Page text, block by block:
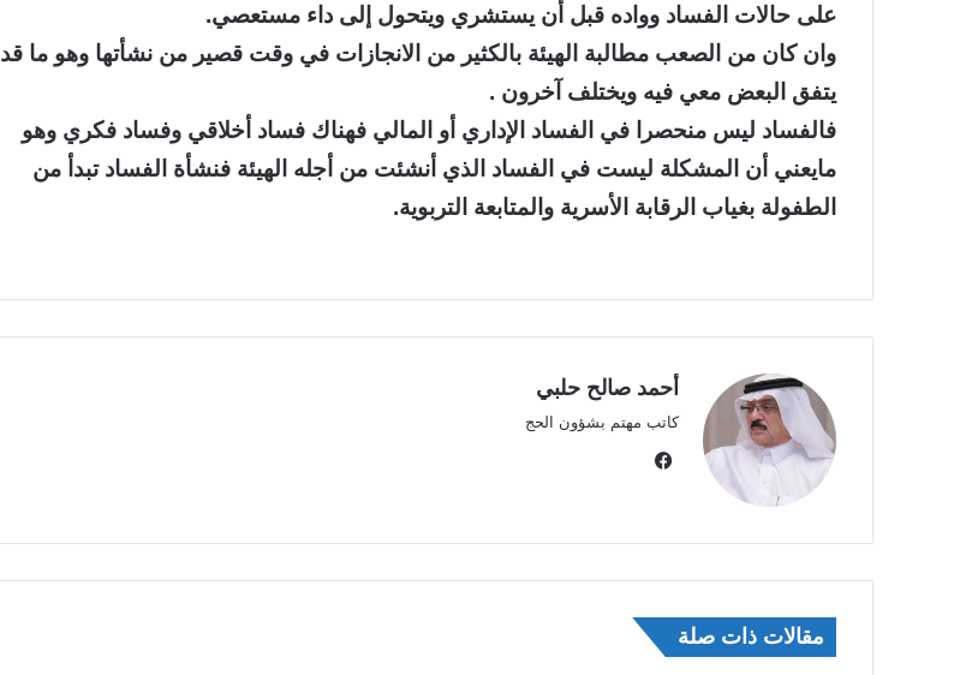
على حالات الفساد وواده قبل أن يستشري ويتحول إلى داء مستعصي.
وان كان من الصعب مطالبة الهيئة بالكثير من الانجازات في وقت قصير من نشأتها وهو ما قد
يتفق البعض معي فيه ويختلف آخرون .
فالفساد ليس منحصرا في الفساد الإداري أو المالي فهناك فساد أخلاقي وفساد فكري وهو
مايعني أن المشكلة ليست في الفساد الذي أنشئت من أجله الهيئة فنشأة الفساد تبدأ من
الطفولة بغياب الرقابة الأسرية والمتابعة التربوية.
أحمد صالح حلبي
كاتب مهتم بشؤون الحج
مقالات ذات صلة